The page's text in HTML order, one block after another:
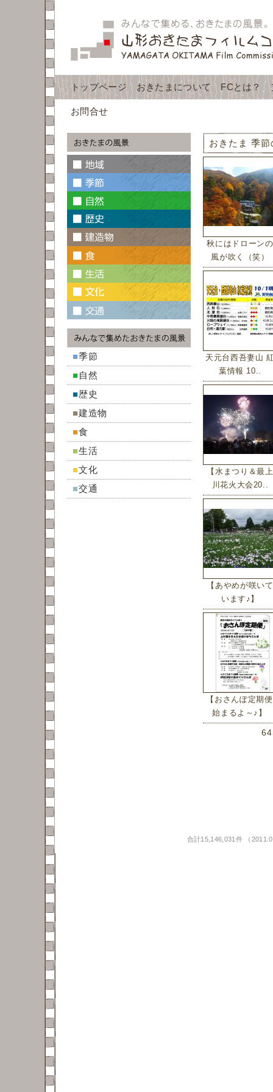
トップページ おきたまについて FCとは？
お問合せ
■季節
■自然
■歴史
■建造物
■食
■生活
■文化
■交通
おきたま 季節
秋にはドローンの
風が吹く（笑）
天元台西吾妻山
葉情報 10..
【水まつり＆最上
川花火大会20..
【あやめが咲いて
います♪】
【おさんぽ定期便
始まるよ～♪】
合計15,146,031件 （